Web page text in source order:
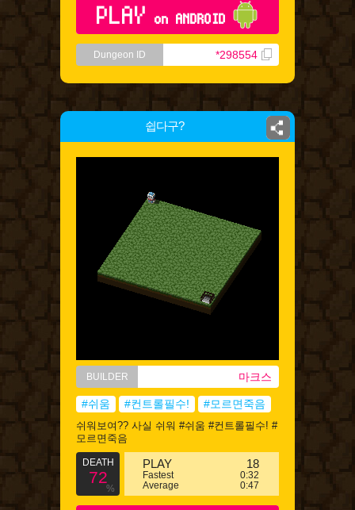
PLAY on ANDROID
Dungeon ID *298554
쉽다구?
BUILDER 마크스
#쉬움 #컨트롤필수! #모르면죽음
쉬워보여?? 사실 쉬워 #쉬움 #컨트롤필수! #
모르면죽음
DEATH
72
%
PLAY 18
Fastest
0:32
Average
0:47